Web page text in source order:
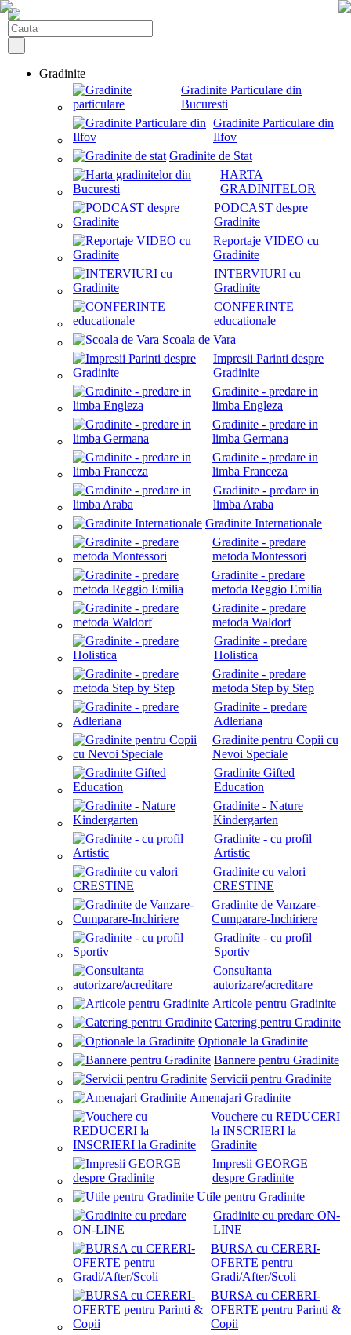
Gradinite
Gradinite Particulare din
Bucuresti
Gradinite Particulare din
Ilfov
Gradinite de Stat
HARTA
GRADINITELOR
PODCAST despre
Gradinite
Reportaje VIDEO cu
Gradinite
INTERVIURI cu
Gradinite
CONFERINTE
educationale
Scoala de Vara
Impresii Parinti despre
Gradinite
Gradinite - predare in
limba Engleza
Gradinite - predare in
limba Germana
Gradinite - predare in
limba Franceza
Gradinite - predare in
limba Araba
Gradinite Internationale
Gradinite - predare
metoda Montessori
Gradinite - predare
metoda Reggio Emilia
Gradinite - predare
metoda Waldorf
Gradinite - predare
Holistica
Gradinite - predare
metoda Step by Step
Gradinite - predare
Adleriana
Gradinite pentru Copii cu
Nevoi Speciale
Gradinite Gifted
Education
Gradinite - Nature
Kindergarten
Gradinite - cu profil
Artistic
Gradinite cu valori
CRESTINE
Gradinite de Vanzare-
Cumparare-Inchiriere
Gradinite - cu profil
Sportiv
Consultanta
autorizare/acreditare
Articole pentru Gradinite
Catering pentru Gradinite
Optionale la Gradinite
Bannere pentru Gradinite
Servicii pentru Gradinite
Amenajari Gradinite
Vouchere cu REDUCERI
la INSCRIERI la
Gradinite
Impresii GEORGE
despre Gradinite
Utile pentru Gradinite
Gradinite cu predare ON-
LINE
BURSA cu CERERI-
OFERTE pentru
Gradi/After/Scoli
BURSA cu CERERI-
OFERTE pentru Parinti &
Copii